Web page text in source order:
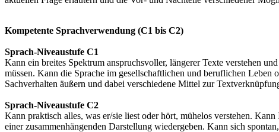
Kompetente Sprachverwendung (C1 bis C2)
Sprach-Niveaustufe C1
Kann ein breites Spektrum anspruchsvoller, längerer Texte verstehen
müssen. Kann die Sprache im gesellschaftlichen und beruflichen
Sachverhalten äußern und dabei verschiedene Mittel zur
Sprach-Niveaustufe C2
Kann praktisch alles, was er/sie liest oder hört, mühelos verstehen.
einer zusammenhängenden Darstellung wiedergeben. Kann sich